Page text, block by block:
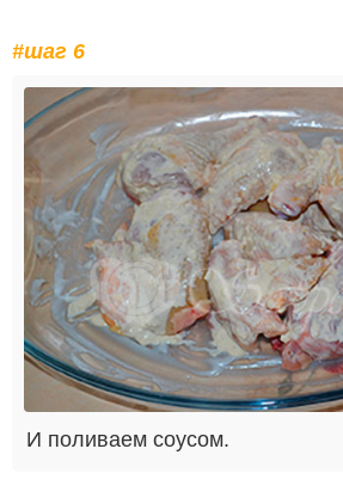
#шаг 6
И поливаем соусом.